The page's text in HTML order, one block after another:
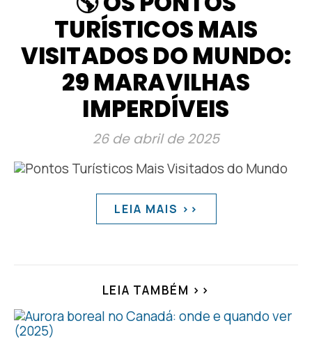
TURÍSTICOS MAIS
VISITADOS DO MUNDO:
29 MARAVILHAS
IMPERDÍVEIS
26 de abril de 2025
LEIA MAIS >>
LEIA TAMBÉM >>